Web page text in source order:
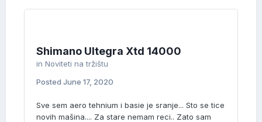
Shimano Ultegra Xtd 14000
in Noviteti na tržištu
Posted June 17, 2020
Sve sem aero tehnium i basie je sranje... Sto se tice
novih mašina.... Za stare nemam reci.. Zato sam